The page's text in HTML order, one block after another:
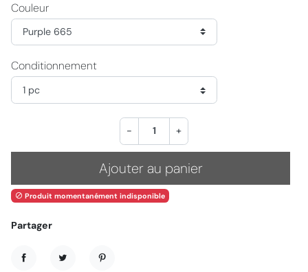
Couleur
Conditionnement
- +
Ajouter au panier
 Produit momentanément indisponible
Partager